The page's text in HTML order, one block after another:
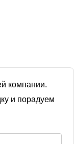
компании.
и порадуем